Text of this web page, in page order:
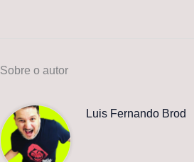
Sobre o autor
Luis Fernando Brod